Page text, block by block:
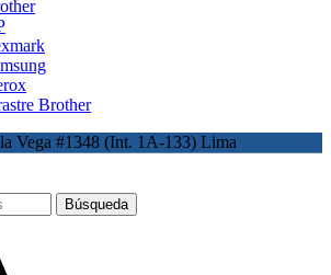
Brother
Vega #1348 (Int. 1A-133) Lima
Búsqueda